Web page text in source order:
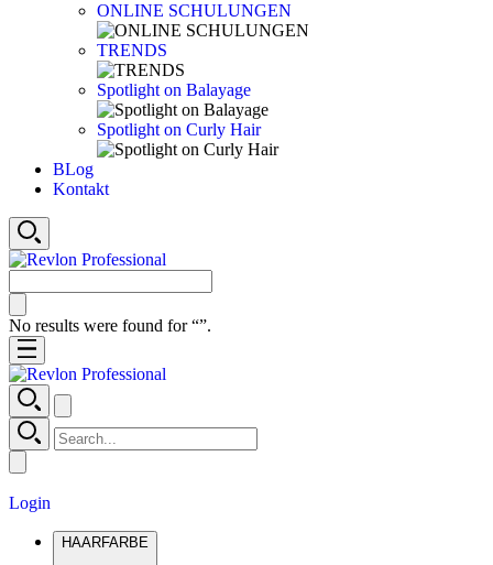
ONLINE SCHULUNGEN
TRENDS
Spotlight on Balayage
Spotlight on Curly Hair
BLog
Kontakt
No results were found for “”.
Login
HAARFARBE